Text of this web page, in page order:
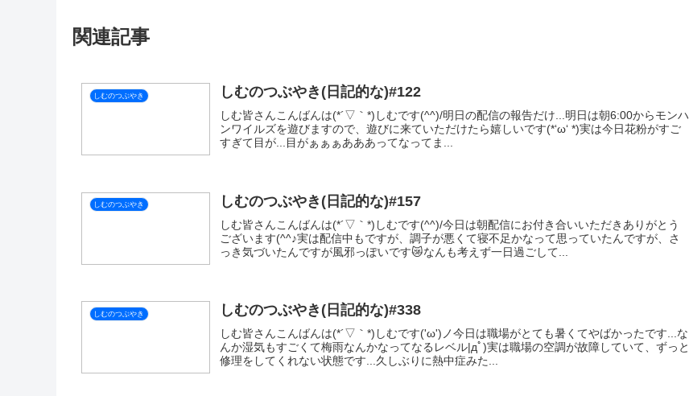
関連記事
しむのつぶやき しむのつぶやき(日記的な)#122
しむ皆さんこんばんは(*´▽｀*)しむです(^^)/明日の配信の報告だけ...明日は朝6:00からモンハ
ンワイルズを遊びますので、遊びに来ていただけたら嬉しいです(*‘ω‘ *)実は今日花粉がすご
すぎて目が...目がぁぁぁあああってなってま...
しむのつぶやき しむのつぶやき(日記的な)#157
しむ皆さんこんばんは(*´▽｀*)しむです(^^)/今日は朝配信にお付き合いいただきありがとう
ございます(^^♪実は配信中もですが、調子が悪くて寝不足かなって思っていたんですが、さ
っき気づいたんですが風邪っぽいです😿なんも考えず一日過ごして...
しむのつぶやき しむのつぶやき(日記的な)#338
しむ皆さんこんばんは(*´▽｀*)しむです('ω')ノ今日は職場がとても暑くてやばかったです...な
んか湿気もすごくて梅雨なんかなってなるレベル|дﾟ)実は職場の空調が故障していて、ずっと
修理をしてくれない状態です...久しぶりに熱中症みた...